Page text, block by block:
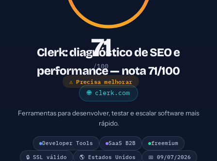
71
/100
⚠ Precisa melhorar
Clerk: diagnóstico de SEO e
performance — nota 71/100
🌐 clerk.com
Ferramentas para desenvolver, testar e escalar software mais
rápido.
Developer Tools SaaS B2B freemium
🔒 SSL válido 🌎 Estados Unidos 📅 09/07/2026